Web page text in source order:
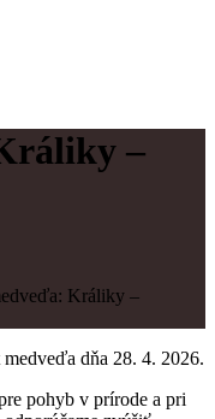
–
Králiky –
dňa 28. 4. 2026.
pohyb v prírode a pri